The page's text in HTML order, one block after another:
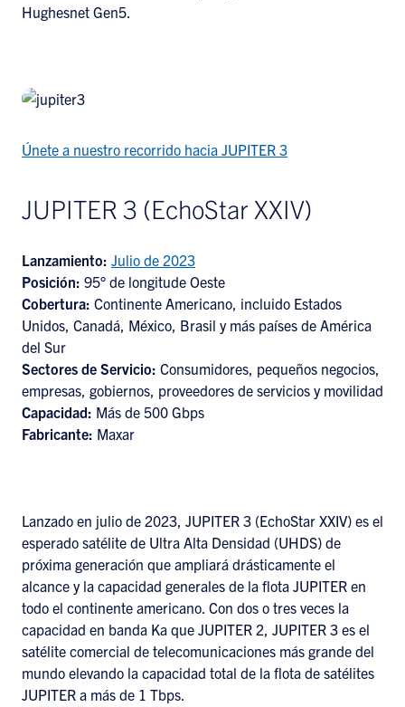
Hughesnet Gen5.
Únete a nuestro recorrido hacia JUPITER 3
JUPITER 3 (EchoStar XXIV)
Lanzamiento: Julio de 2023
Posición: 95° de longitude Oeste
Cobertura: Continente Americano, incluido Estados
Unidos, Canadá, México, Brasil y más países de América
del Sur
Sectores de Servicio: Consumidores, pequeños negocios,
empresas, gobiernos, proveedores de servicios y movilidad
Capacidad: Más de 500 Gbps
Fabricante: Maxar
Lanzado en julio de 2023, JUPITER 3 (EchoStar XXIV) es el
esperado satélite de Ultra Alta Densidad (UHDS) de
próxima generación que ampliará drásticamente el
alcance y la capacidad generales de la flota JUPITER en
todo el continente americano. Con dos o tres veces la
capacidad en banda Ka que JUPITER 2, JUPITER 3 es el
satélite comercial de telecomunicaciones más grande del
mundo elevando la capacidad total de la flota de satélites
JUPITER a más de 1 Tbps.